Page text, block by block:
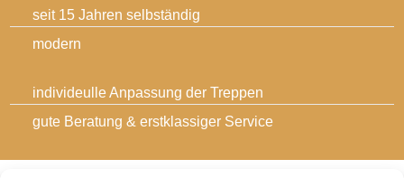
seit 15 Jahren selbständig
modern
individeulle Anpassung der Treppen
gute Beratung & erstklassiger Service